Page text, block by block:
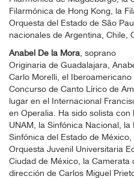
Filarmónica de Hong Kong, la
Orquesta del Estado de São
nacionales de Argentina, Chile,
Anabel De la Mora, soprano
Originaria de Guadalajara,
Carlo Morelli, el
Concurso de Canto Lírico de
lugar en el Internacional
en Operalia. Ha sido solista
UNAM, la Sinfónica Nacional,
Sinfónica del Estado de
Orquesta Juvenil Universitaria
Ciudad de México, la Camerata
dirección de Carlos Miguel